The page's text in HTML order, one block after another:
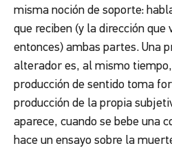
misma noción de soporte:
que reciben (y la dirección
entonces) ambas partes. Una
alterador es, al mismo
producción de sentido toma
producción de la propia
aparece, cuando se bebe una
hace un ensayo sobre la